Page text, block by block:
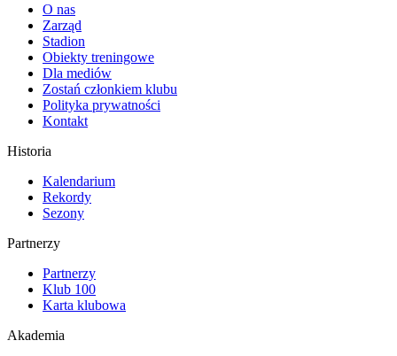
O nas
Zarząd
Stadion
Obiekty treningowe
Dla mediów
Zostań członkiem klubu
Polityka prywatności
Kontakt
Historia
Kalendarium
Rekordy
Sezony
Partnerzy
Partnerzy
Klub 100
Karta klubowa
Akademia